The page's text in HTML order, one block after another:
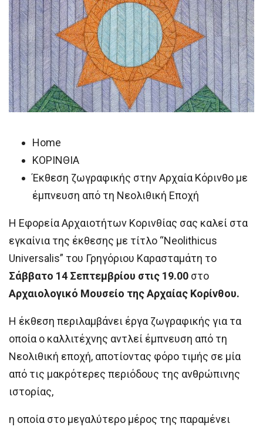
Home
ΚΟΡΙΝΘΙΑ
Έκθεση ζωγραφικής στην Αρχαία Κόρινθο με
έμπνευση από τη Νεολιθική Εποχή
Η Εφορεία Αρχαιοτήτων Κορινθίας σας καλεί στα
εγκαίνια της έκθεσης με τίτλο “Neolithicus
Universalis” του Γρηγόριου Καρασταμάτη το
Σάββατο 14 Σεπτεμβρίου στις 19.00 στο
Αρχαιολογικό Μουσείο της Αρχαίας Κορίνθου.
Η έκθεση περιλαμβάνει έργα ζωγραφικής για τα
οποία ο καλλιτέχνης αντλεί έμπνευση από τη
Νεολιθική εποχή, αποτίοντας φόρο τιμής σε μία
από τις μακρότερες περιόδους της ανθρώπινης
ιστορίας,
η οποία στο μεγαλύτερο μέρος της παραμένει